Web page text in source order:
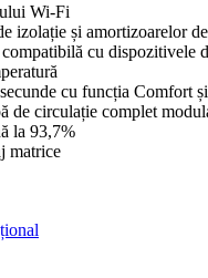
Wi-Fi
izolație și amortizoarelor
compatibilă cu
cu funcția Comfort
de circulație complet
la 93,7%
matrice